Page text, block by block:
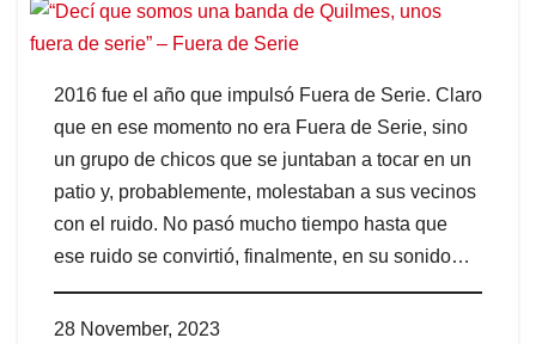
2016 fue el año que impulsó Fuera de Serie. Claro
que en ese momento no era Fuera de Serie, sino
un grupo de chicos que se juntaban a tocar en un
patio y, probablemente, molestaban a sus vecinos
con el ruido. No pasó mucho tiempo hasta que
ese ruido se convirtió, finalmente, en su sonido…
28 November, 2023